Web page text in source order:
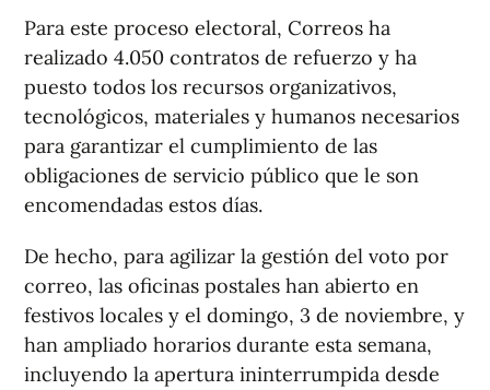
Para este proceso electoral, Correos ha
realizado 4.050 contratos de refuerzo y ha
puesto todos los recursos organizativos,
tecnológicos, materiales y humanos necesarios
para garantizar el cumplimiento de las
obligaciones de servicio público que le son
encomendadas estos días.
De hecho, para agilizar la gestión del voto por
correo, las oficinas postales han abierto en
festivos locales y el domingo, 3 de noviembre, y
han ampliado horarios durante esta semana,
incluyendo la apertura ininterrumpida desde